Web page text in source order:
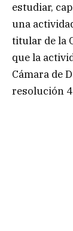
estudiar,
una
titular de la
que la
Cámara de
resolución